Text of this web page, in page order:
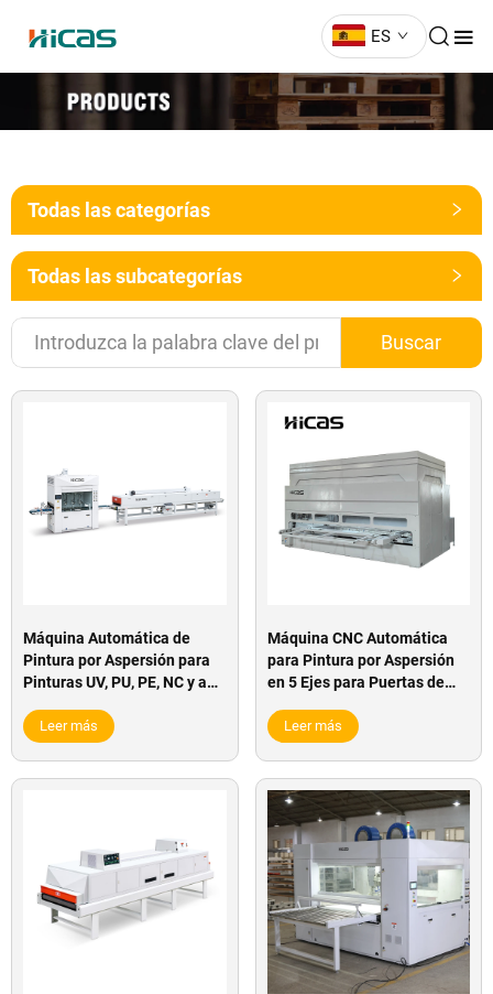
ES
Todas las categorías
Todas las subcategorías
Buscar
Máquina Automática de
Pintura por Aspersión para
Pinturas UV, PU, PE, NC y a
de Pisos y Marcos de
Puertas
Leer más
Máquina CNC Automática
para Pintura por Aspersión
en 5 Ejes para Puertas de
Muebles, Uso en Taller
Leer más